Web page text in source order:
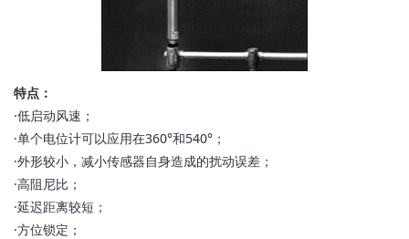
特点：
·低启动风速；
·单个电位计可以应用在360°和540°；
·外形较小，减小传感器自身造成的扰动误差；
·高阻尼比；
·延迟距离较短；
·方位锁定；